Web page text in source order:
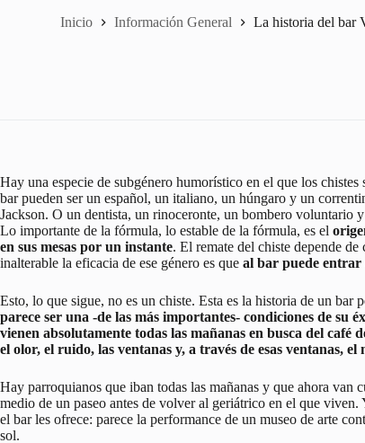
Inicio Información General La historia del bar
Hay una especie de subgénero humorístico en el que los chistes
bar pueden ser un español, un italiano, un húngaro y un
Jackson. O un dentista, un rinoceronte, un bombero voluntario
Lo importante de la fórmula, lo estable de la fórmula, es el
en sus mesas por un instante. El remate del chiste depende
inalterable la eficacia de ese género es que al bar puede entrar
Esto, lo que sigue, no es un chiste. Esta es la historia de un bar
parece ser una -de las más importantes- condiciones de su
vienen absolutamente todas las mañanas en busca del café
el olor, el ruido, las ventanas y, a través de esas ventanas, el
Hay parroquianos que iban todas las mañanas y que ahora
medio de un paseo antes de volver al geriátrico en el que viven.
el bar les ofrece: parece la performance de un museo de arte
sol.